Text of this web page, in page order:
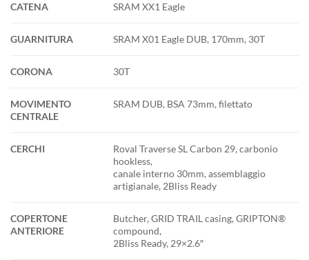
CATENA SRAM XX1 Eagle
GUARNITURA SRAM X01 Eagle DUB, 170mm, 30T
CORONA 30T
MOVIMENTO
CENTRALE
SRAM DUB, BSA 73mm, filettato
CERCHI
Roval Traverse SL Carbon 29, carbonio
hookless,
canale interno 30mm, assemblaggio
artigianale, 2Bliss Ready
COPERTONE
ANTERIORE
Butcher, GRID TRAIL casing, GRIPTON®
compound,
2Bliss Ready, 29×2.6″